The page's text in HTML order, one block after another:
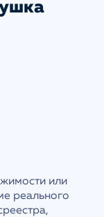
или
реального